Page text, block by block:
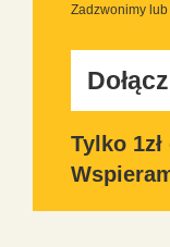
Zadzwonimy
Tylko